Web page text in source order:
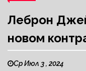
Леброн
новом
Ср Июл 3 , 2024